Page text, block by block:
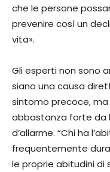
che le persone
prevenire così un
vita».
Gli esperti non sono
siano una causa
sintomo precoce, ma
abbastanza forte da
d’allarme. “Chi ha
frequentemente
le proprie abitudini di